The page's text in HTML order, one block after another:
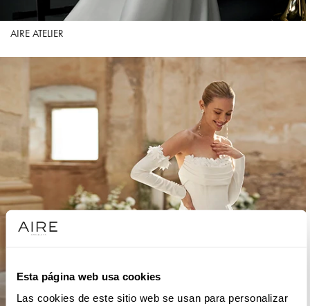
Esta página web usa cookies
Las cookies de este sitio web se usan para personalizar
AIRE ATELIER